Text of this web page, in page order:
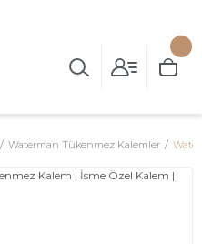
Waterman Tükenmez Kalemler